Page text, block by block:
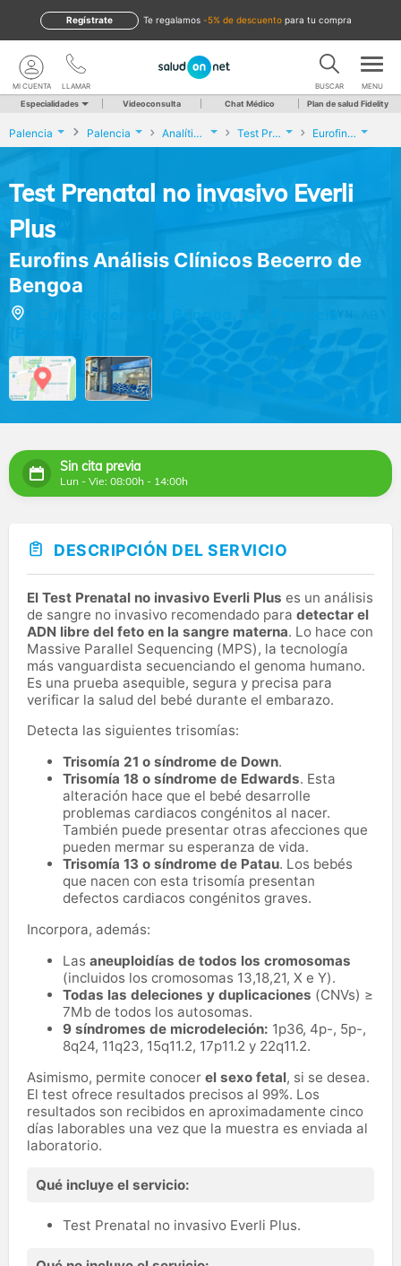
te regalamos -5% de descuento para tu compra
Regístrate
LLAMAR
MI CUENTA BUSCAR MENU
Especialidades Videoconsulta Chat Médico Plan de salud Fidelity
Palencia Palencia Analíticas y Genética Test Prenatal no invasivo Everli Plus Eurofins Análisis Clínicos Becerro de Bengoa
Test Prenatal no invasivo Everli
Plus
Eurofins Análisis Clínicos Becerro de
Bengoa
Calle Becerro de Bengoa, 14, Palencia
(Palencia)
Sin cita previa
Lun - Vie: 08:00h - 14:00h
DESCRIPCIÓN DEL SERVICIO
El Test Prenatal no invasivo Everli Plus es un análisis
de sangre no invasivo recomendado para detectar el
ADN libre del feto en la sangre materna. Lo hace con
Massive Parallel Sequencing (MPS), la tecnología
más vanguardista secuenciando el genoma humano.
Es una prueba asequible, segura y precisa para
verificar la salud del bebé durante el embarazo.
Detecta las siguientes trisomías:
Trisomía 21 o síndrome de Down.
Trisomía 18 o síndrome de Edwards. Esta
alteración hace que el bebé desarrolle
problemas cardiacos congénitos al nacer.
También puede presentar otras afecciones que
pueden mermar su esperanza de vida.
Trisomía 13 o síndrome de Patau. Los bebés
que nacen con esta trisomía presentan
defectos cardiacos congénitos graves.
Incorpora, además:
Las aneuploidías de todos los cromosomas
(incluidos los cromosomas 13,18,21, X e Y).
Todas las deleciones y duplicaciones (CNVs) ≥
7Mb de todos los autosomas.
9 síndromes de microdeleción: 1p36, 4p-, 5p-,
8q24, 11q23, 15q11.2, 17p11.2 y 22q11.2.
Asimismo, permite conocer el sexo fetal, si se desea.
El test ofrece resultados precisos al 99%. Los
resultados son recibidos en aproximadamente cinco
días laborables una vez que la muestra es enviada al
laboratorio.
Qué incluye el servicio:
Test Prenatal no invasivo Everli Plus.